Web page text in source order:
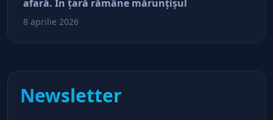
afară. În ţară rămâne mărunţişul
8 aprilie 2026
Newsletter